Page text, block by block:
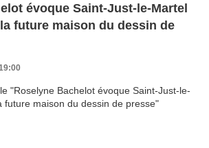
évoque Saint-Just-le-Martel
future maison du dessin de